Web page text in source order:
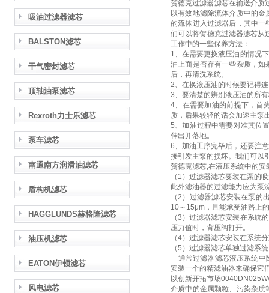
吸油过滤器滤芯
BALSTON滤芯
干气密封滤芯
顶轴油泵滤芯
Rexroth力士乐滤芯
泵车滤芯
南通南方润滑油滤芯
盾构机滤芯
HAGGLUNDS赫格隆滤芯
油压机滤芯
EATON伊顿滤芯
风电滤芯
贺德克过滤器滤芯在输送介质
以有效地滤除流体介质中的
的流体进入过滤器后，其中
们可以将贺德克过滤器滤芯从
工作中的一些保养方法：
1、在需要更换液压油的情况
油上面是否存有一些杂质，
后，再清洗系统。
2、在换液压油的时候要记得
3、要清楚的辨别液压油的所
4、在需要加油的前提下，首
质，后果较轻的话会加速主泵
5、加油过程中需要对准其位
伸出并落地。
6、加油工序完毕后，还要注
接引发主泵的损坏。我们可以
贺德克滤芯,在液压系统中的
（1）过滤器滤芯要装在泵的
此外滤油器的过滤能力应为泵
（2）过滤器滤芯安装在泵
10～15μm，且能承受油路上
（3）过滤器滤芯安装在系统
压力值时，背压阀打开。
（4）过滤器滤芯安装在系统
（5）过滤器滤芯单独过滤系
通常过滤器滤芯液压系统中
安装一个的精滤油器来确保它
以创新开拓市场
介质中的金属颗粒、污染杂